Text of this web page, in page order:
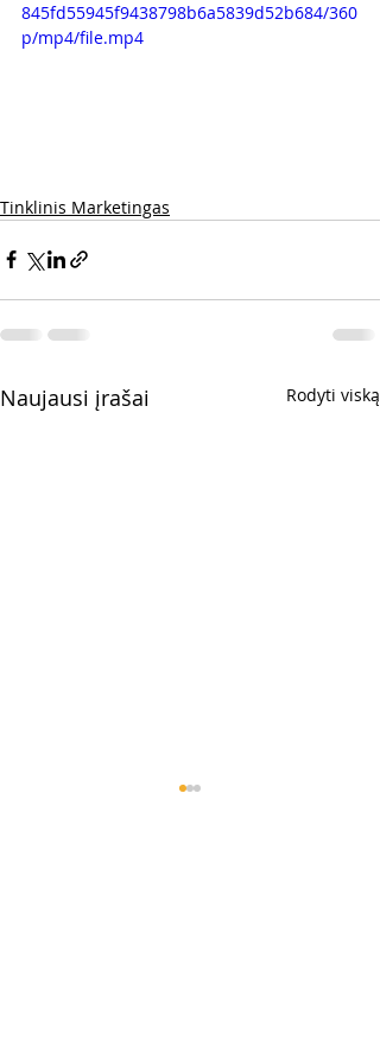
845fd55945f9438798b6a5839d52b684/360
p/mp4/file.mp4
Tinklinis Marketingas
Naujausi įrašai Rodyti viską